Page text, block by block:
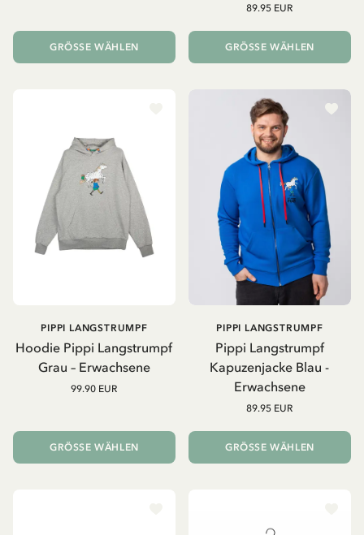
GRÖSSE WÄHLEN
89.95 EUR
GRÖSSE WÄHLEN
Hoodie Pippi Langstrumpf
Grau – Erwachsene
PIPPI LANGSTRUMPF
99.90 EUR
GRÖSSE WÄHLEN
Pippi Langstrumpf
Kapuzenjacke Blau -
Erwachsene
PIPPI LANGSTRUMPF
89.95 EUR
GRÖSSE WÄHLEN